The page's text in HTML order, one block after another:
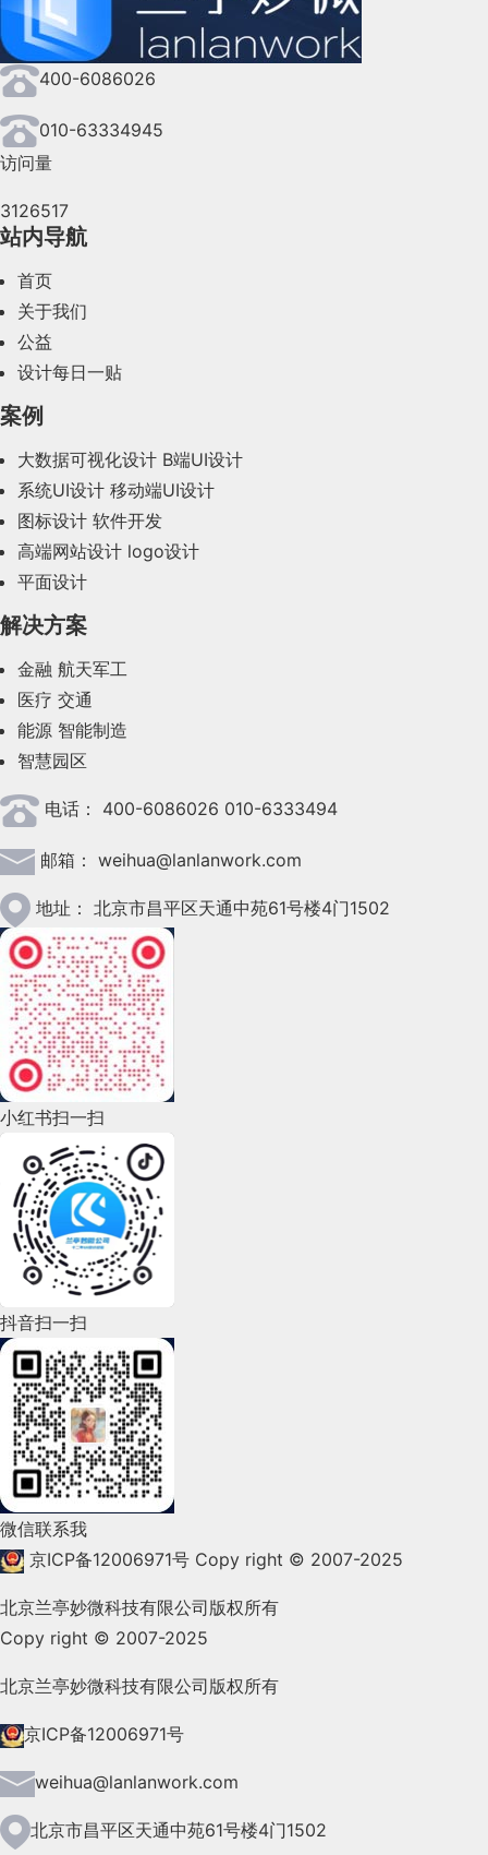
2024年8月(164)
2024年7月(107)
2024年6月(63)
2024年4月(44)
2024年2月(58)
2023年10月(14)
2023年8月(88)
2023年7月(62)
2023年6月(58)
2023年5月(28)
2023年4月(47)
2023年3月(37)
2023年2月(90)
2023年1月(78)
2022年12月(45)
2022年11月(69)
2022年10月(51)
2022年9月(135)
2022年8月(60)
2022年7月(111)
2022年6月(162)
2022年5月(143)
2022年4月(86)
2022年3月(119)
2022年2月(53)
2022年1月(99)
2021年12月(105)
2021年9月(153)
2021年8月(147)
2021年7月(149)
2021年6月(157)
2021年5月(124)
400-6086026
010-63334945
访问量
3126517
站内导航
首页
关于我们
公益
设计每日一贴
案例
大数据可视化设计 B端UI设计
系统UI设计 移动端UI设计
图标设计 软件开发
高端网站设计 logo设计
平面设计
解决方案
金融 航天军工
医疗 交通
能源 智能制造
智慧园区
电话： 400-6086026 010-6333494
邮箱： weihua@lanlanwork.com
地址： 北京市昌平区天通中苑61号楼4门1502
小红书扫一扫
抖音扫一扫
微信联系我
京ICP备12006971号 Copy right © 2007-2025
北京兰亭妙微科技有限公司版权所有
Copy right © 2007-2025
北京兰亭妙微科技有限公司版权所有
京ICP备12006971号
weihua@lanlanwork.com
北京市昌平区天通中苑61号楼4门1502